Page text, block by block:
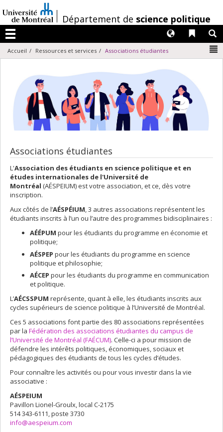
au
contenu
/Département de science politique
Menu
Liens
Langues
Accueil Ressources et services Associations étudiantes
Associations étudiantes
L'Association des étudiants en science politique et en
études internationales de l'Université de
Montréal (AÉSPEIUM) est votre association, et ce, dès votre
inscription.
Aux côtés de l’AÉSPÉIUM, 3 autres associations représentent les
étudiants inscrits à l’un ou l’autre des programmes bidisciplinaires :
AÉÉPUM pour les étudiants du programme en économie et
politique;
AÉSPEP pour les étudiants du programme en science
politique et philosophie;
AÉCEP pour les étudiants du programme en communication
et politique.
L’AÉCSSPUM représente, quant à elle, les étudiants inscrits aux
cycles supérieurs de science politique à l’Université de Montréal.
Ces 5 associations font partie des 80 associations représentées
par la Fédération des associations étudiantes du campus de
l’Université de Montréal (FAÉCUM). Celle-ci a pour mission de
défendre les intérêts politiques, économiques, sociaux et
pédagogiques des étudiants de tous les cycles d’études.
Pour connaître les activités ou pour vous investir dans la vie
associative :
AÉSPEIUM
Pavillon Lionel-Groulx, local C-2175
514 343-6111, poste 3730
info@aespeium.com